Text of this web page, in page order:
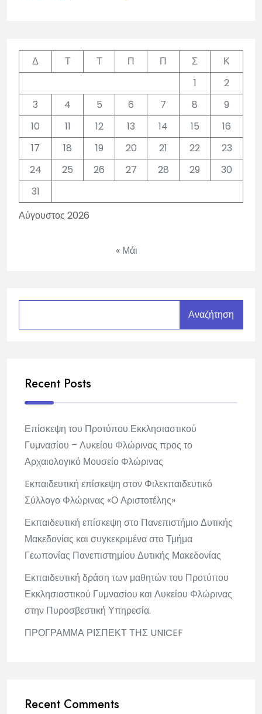
Αύγουστος 2026
Δ Τ Τ Π Π Σ
Κ
1
2
3
4 5 6 7 8
9
10
11 12 13 14 15
16
17
18 19 20 21 22
23
24
25 26 27 28 29
30
31
« Μάι
Αναζήτηση
Recent Posts
Επίσκεψη του Προτύπου Εκκλησιαστικού
Γυμνασίου – Λυκείου Φλώρινας προς το
Αρχαιολογικό Μουσείο Φλώρινας
Eκπαιδευτική επίσκεψη στον Φιλεκπαιδευτικό
Σύλλογο Φλώρινας «Ο Αριστοτέλης»
Εκπαιδευτική επίσκεψη στο Πανεπιστήμιο Δυτικής
Μακεδονίας και συγκεκριμένα στο Τμήμα
Γεωπονίας Πανεπιστημίου Δυτικής Μακεδονίας
Εκπαιδευτική δράση των μαθητών του Προτύπου
Εκκλησιαστικού Γυμνασίου και Λυκείου Φλώρινας
στην Πυροσβεστική Υπηρεσία.
ΠΡΟΓΡΑΜΜΑ ΡΙΣΠΕΚΤ ΤΗΣ UNICEF
Recent Comments